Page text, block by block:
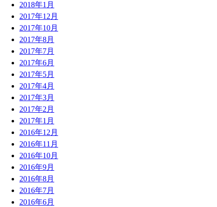
2018年1月
2017年12月
2017年10月
2017年8月
2017年7月
2017年6月
2017年5月
2017年4月
2017年3月
2017年2月
2017年1月
2016年12月
2016年11月
2016年10月
2016年9月
2016年8月
2016年7月
2016年6月